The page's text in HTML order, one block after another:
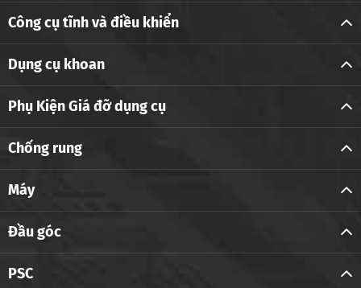
Công cụ tĩnh và điều khiển
Dụng cụ khoan
Phụ Kiện Giá đỡ dụng cụ
Chống rung
Máy
Đầu góc
PSC